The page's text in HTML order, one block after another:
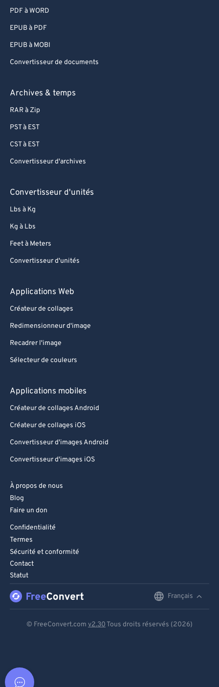
PDF à WORD
EPUB à PDF
EPUB à MOBI
Convertisseur de documents
Archives & temps
RAR à Zip
PST à EST
CST à EST
Convertisseur d'archives
Convertisseur d'unités
Lbs à Kg
Kg à Lbs
Feet à Meters
Convertisseur d'unités
Applications Web
Créateur de collages
Redimensionneur d'image
Recadrer l'image
Sélecteur de couleurs
Applications mobiles
Créateur de collages Android
Créateur de collages iOS
Convertisseur d'images Android
Convertisseur d'images iOS
À propos de nous
Blog
Faire un don
Confidentialité
Termes
Sécurité et conformité
Contact
Statut
Français
© FreeConvert.com v2.30 Tous droits réservés (2026)